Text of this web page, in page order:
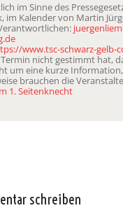
im Sinne des
im Kalender von Martin
www.tsc-schwarz-gelb-
Termin nicht gestimmt hat,
um eine kurze
brauchen die
1. Seitenknecht
schreiben